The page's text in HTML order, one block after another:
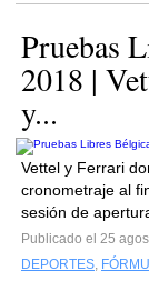
Pruebas
2018 |
y...
Vettel y Ferrari
cronometraje al
sesión de
Publicado el 25
DEPORTES,